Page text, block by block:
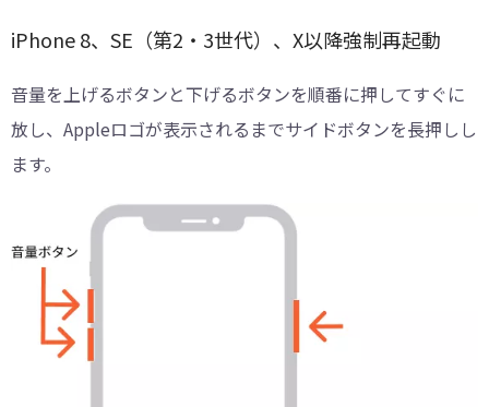
iPhone 8、SE（第2・3世代）、X以降強制再起動
音量を上げるボタンと下げるボタンを順番に押してすぐに
放し、Appleロゴが表示されるまでサイドボタンを長押しし
ます。